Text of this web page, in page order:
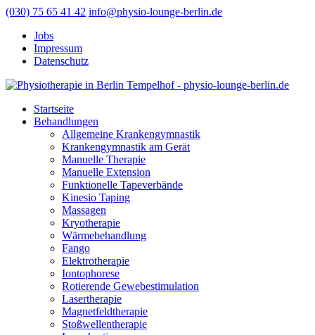
(030) 75 65 41 42 info@physio-lounge-berlin.de
Jobs
Impressum
Datenschutz
Startseite
Behandlungen
Allgemeine Krankengymnastik
Krankengymnastik am Gerät
Manuelle Therapie
Manuelle Extension
Funktionelle Tapeverbände
Kinesio Taping
Massagen
Kryotherapie
Wärmebehandlung
Fango
Elektrotherapie
Iontophorese
Rotierende Gewebestimulation
Lasertherapie
Magnetfeldtherapie
Stoßwellentherapie